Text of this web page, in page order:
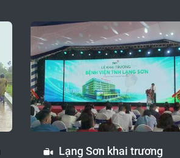
Lạng Sơn khai trương